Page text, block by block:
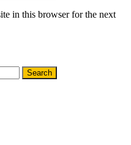
in this browser for the next